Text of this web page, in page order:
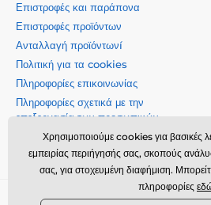
Επιστροφές και παράπονα
Επιστροφές προϊόντων
Ανταλλαγή προϊόντωνí
Πολιτική για τα cookies
Πληροφορίες επικοινωνίας
Πληροφορίες σχετικά με την
επεξεργασία των προσωπικών
δεδομένων
Σχετικά με την εταιρεία μας
Momanio s.r.o., Okružní 361/14,
Χρησιμοποιούμε cookies για βασικές
εμπειρίας περιήγησής σας, σκοπούς
σας, για στοχευμένη διαφήμιση.
πληροφορίες